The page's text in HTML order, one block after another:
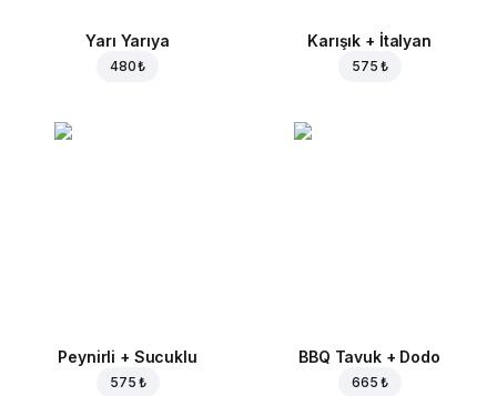
Yarı Yarıya
480 ₺
Karışık + İtalyan
575 ₺
Peynirli + Sucuklu
575 ₺
BBQ Tavuk + Dodo
665 ₺